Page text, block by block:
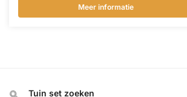
Meer informatie
Tuin set zoeken